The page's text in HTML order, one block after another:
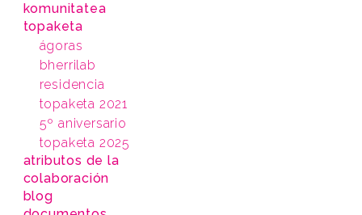
komunitatea
topaketa
ágoras
bherrilab
residencia
topaketa 2021
5º aniversario
topaketa 2025
atributos de la
colaboración
blog